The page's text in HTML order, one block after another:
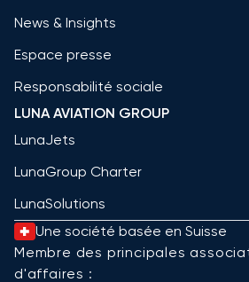
News & Insights
Espace presse
Responsabilité sociale
LUNA AVIATION GROUP
LunaJets
LunaGroup Charter
LunaSolutions
Une société basée en Suisse
Membre des principales
d'affaires :